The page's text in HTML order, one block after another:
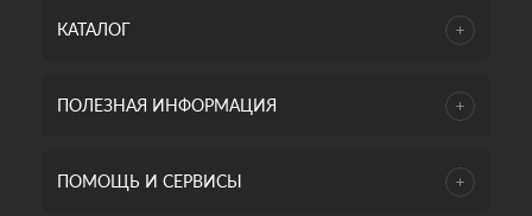
КАТАЛОГ
ПОЛЕЗНАЯ ИНФОРМАЦИЯ
ПОМОЩЬ И СЕРВИСЫ